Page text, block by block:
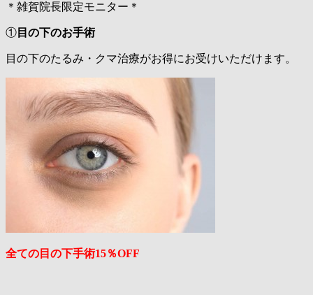
＊雑賀院長限定モニター＊
① 目の下のお手術
目の下のたるみ・クマ治療がお得にお受けいただけます。
全ての目の下手術15％OFF